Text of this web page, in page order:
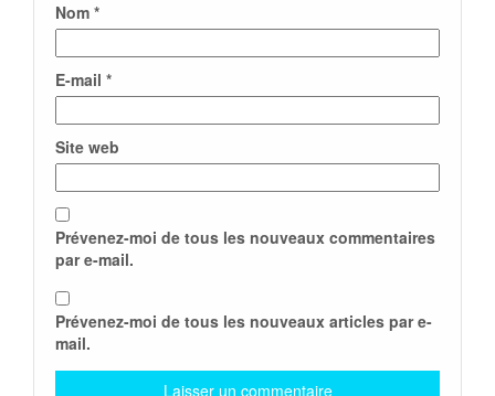
Nom *
E-mail *
Site web
Prévenez-moi de tous les nouveaux commentaires
par e-mail.
Prévenez-moi de tous les nouveaux articles par e-
mail.